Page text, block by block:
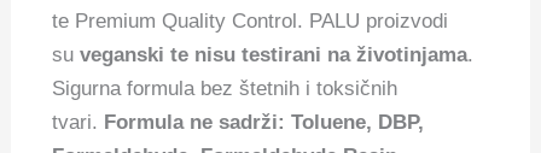
te Premium Quality Control. PALU proizvodi
suveganski te nisu testirani na životinjama.
Sigurna formula bez štetnih i toksičnih
tvari. Formula ne sadrži: Toluene, DBP,